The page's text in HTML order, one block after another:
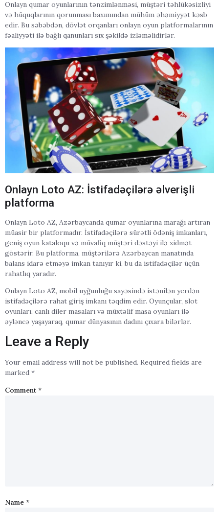
Onlayn qumar oyunlarının tənzimlənməsi, müştəri təhlükəsizliyi
və hüquqlarının qorunması baxımından mühüm əhəmiyyət kəsb
edir. Bu səbəbdən, dövlət orqanları onlayn oyun platformalarının
fəaliyyəti ilə bağlı qanunları sıx şəkildə izləməlidirlər.
Onlayn Loto AZ: İstifadəçilərə əlverişli
platforma
Onlayn Loto AZ, Azərbaycanda qumar oyunlarına marağı artıran
müasir bir platformadır. İstifadəçilərə sürətli ödəniş imkanları,
geniş oyun kataloqu və müvafiq müştəri dəstəyi ilə xidmət
göstərir. Bu platforma, müştərilərə Azərbaycan manatında
balans idarə etməyə imkan tanıyır ki, bu da istifadəçilər üçün
rahatlıq yaradır.
Onlayn Loto AZ, mobil uyğunluğu sayəsində istənilən yerdən
istifadəçilərə rahat giriş imkanı təqdim edir. Oyunçular, slot
oyunları, canlı diler masaları və müxtəlif masa oyunları ilə
əyləncə yaşayaraq, qumar dünyasının dadını çıxara bilərlər.
Leave a Reply
Your email address will not be published. Required fields are
marked *
Comment*
Name *